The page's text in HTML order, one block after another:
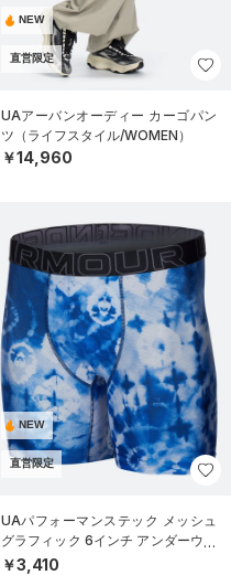
NEW
直営限定
UAアーバンオーディー カーゴパン
ツ（ライフスタイル/WOMEN）
￥14,960
NEW
直営限定
UAパフォーマンステック メッシュ
グラフィック 6インチ アンダーウェ
ア（トレーニング/MEN）
￥3,410